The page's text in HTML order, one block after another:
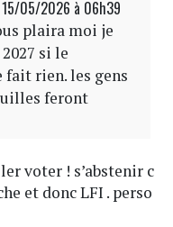
05/2026 à 06h39
plaira moi je
si le
fait rien. les gens
feront
voter ! s’abstenir c
et donc LFI . perso